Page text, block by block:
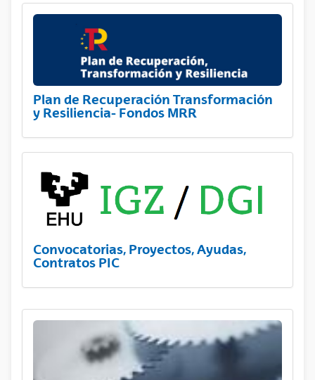
Plan de Recuperación Transformación
y Resiliencia- Fondos MRR
Convocatorias, Proyectos, Ayudas,
Contratos PIC